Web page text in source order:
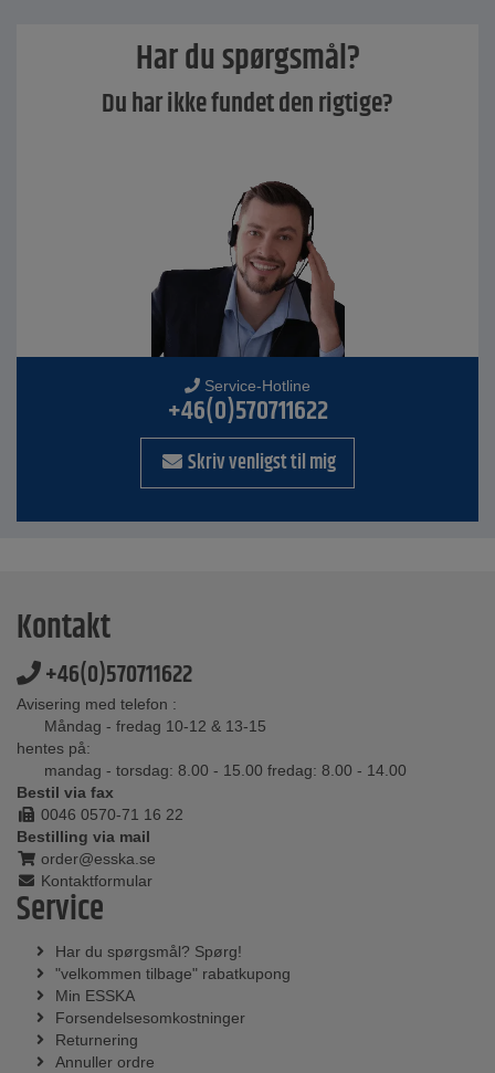
Har du spørgsmål?
Du har ikke fundet den rigtige?
Service-Hotline
+46(0)570711622
Skriv venligst til mig
Kontakt
+46(0)570711622
Avisering med telefon :
Måndag - fredag 10-12 & 13-15
hentes på:
mandag - torsdag: 8.00 - 15.00 fredag: 8.00 - 14.00
Bestil via fax
0046 0570-71 16 22
Bestilling via mail
order@esska.se
Kontaktformular
Service
Har du spørgsmål? Spørg!
"velkommen tilbage" rabatkupong
Min ESSKA
Forsendelsesomkostninger
Returnering
Annuller ordre